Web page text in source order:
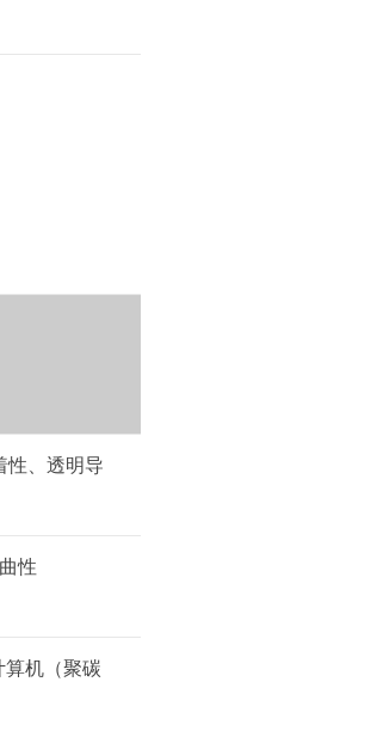
性、透明导
性
机（聚碳